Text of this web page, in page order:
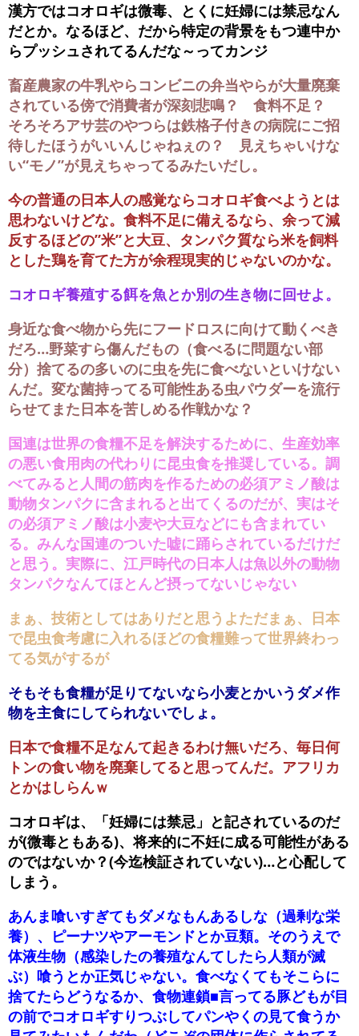
漢方ではコオロギは微毒、とくに妊婦には禁忌なん
だとか。なるほど、だから特定の背景をもつ連中か
らプッシュされてるんだな～ってカンジ
畜産農家の牛乳やらコンビニの弁当やらが大量廃棄
されている傍で消費者が深刻悲鳴？ 食料不足？
そろそろアサ芸のやつらは鉄格子付きの病院にご招
待したほうがいいんじゃねぇの？ 見えちゃいけな
い“モノ”が見えちゃってるみたいだし。
今の普通の日本人の感覚ならコオロギ食べようとは
思わないけどな。食料不足に備えるなら、余って減
反するほどの”米”と大豆、タンパク質なら米を飼料
とした鶏を育てた方が余程現実的じゃないのかな。
コオロギ養殖する餌を魚とか別の生き物に回せよ。
身近な食べ物から先にフードロスに向けて動くべき
だろ…野菜すら傷んだもの（食べるに問題ない部
分）捨てるの多いのに虫を先に食べないといけない
んだ。変な菌持ってる可能性ある虫パウダーを流行
らせてまた日本を苦しめる作戦かな？
国連は世界の食糧不足を解決するために、生産効率
の悪い食用肉の代わりに昆虫食を推奨している。調
べてみると人間の筋肉を作るための必須アミノ酸は
動物タンパクに含まれると出てくるのだが、実はそ
の必須アミノ酸は小麦や大豆などにも含まれてい
る。みんな国連のついた嘘に踊らされているだけだ
と思う。実際に、江戸時代の日本人は魚以外の動物
タンパクなんてほとんど摂ってないじゃない
まぁ、技術としてはありだと思うよただまぁ、日本
で昆虫食考慮に入れるほどの食糧難って世界終わっ
てる気がするが
そもそも食糧が足りてないなら小麦とかいうダメ作
物を主食にしてられないでしょ。
日本で食糧不足なんて起きるわけ無いだろ、毎日何
トンの食い物を廃棄してると思ってんだ。アフリカ
とかはしらんｗ
コオロギは、「妊婦には禁忌」と記されているのだ
が(微毒ともある)、将来的に不妊に成る可能性がある
のではないか？(今迄検証されていない)…と心配して
しまう。
あんま喰いすぎてもダメなもんあるしな（過剰な栄
養）、ピーナツやアーモンドとか豆類。そのうえで
体液生物（感染したの養殖なんてしたら人類が滅
ぶ）喰うとか正気じゃない。食べなくてもそこらに
捨てたらどうなるか、食物連鎖■言ってる豚どもが目
の前でコオロギすりつぶしてパンやくの見て食うか